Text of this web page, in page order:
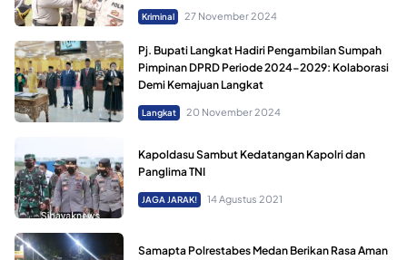
Kriminal 27 November 2024
Pj. Bupati Langkat Hadiri Pengambilan Sumpah
Pimpinan DPRD Periode 2024-2029: Kolaborasi
Demi Kemajuan Langkat
Langkat 20 November 2024
Kapoldasu Sambut Kedatangan Kapolri dan
Panglima TNI
JAGA JARAK! 14 Agustus 2021
Samapta Polrestabes Medan Berikan Rasa Aman